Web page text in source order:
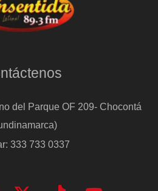
del Parque OF 209- Chocontá
333 733 0337